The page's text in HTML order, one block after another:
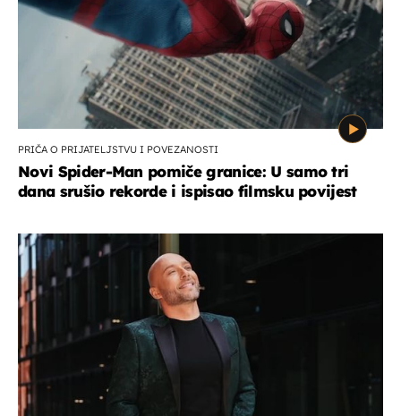
PRIČA O PRIJATELJSTVU I POVEZANOSTI
Novi Spider-Man pomiče granice: U samo tri
dana srušio rekorde i ispisao filmsku povijest